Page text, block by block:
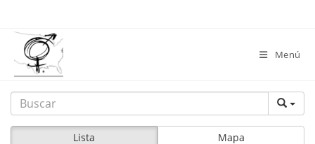
contenido
Menú
Lista Mapa